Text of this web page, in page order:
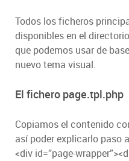
Todos los ficheros
disponibles en el
que podemos usar de
nuevo tema visual.
El fichero page.tpl.php
Copiamos el contenido
así poder explicarlo paso
<div id=”page-